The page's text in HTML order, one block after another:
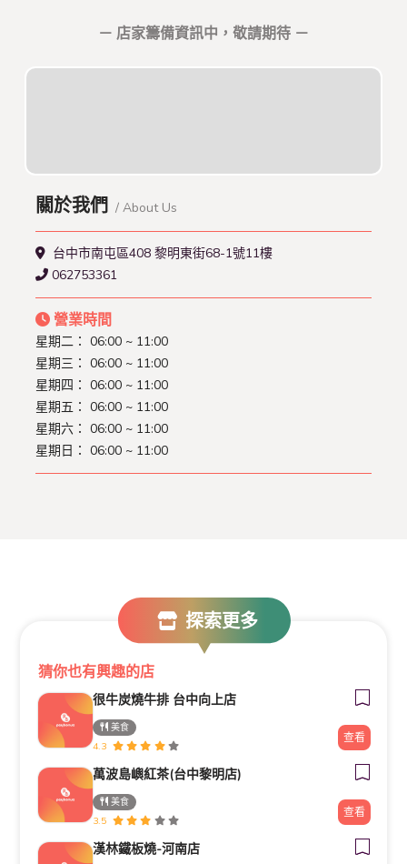
－ 店家籌備資訊中，敬請期待 －
關於我們 / About Us
台中市南屯區408 黎明東街68-1號11樓
062753361
營業時間
星期二： 06:00 ~ 11:00
星期三： 06:00 ~ 11:00
星期四： 06:00 ~ 11:00
星期五： 06:00 ~ 11:00
星期六： 06:00 ~ 11:00
星期日： 06:00 ~ 11:00
探索更多
猜你也有興趣的店
很牛炭燒牛排 台中向上店
美食
4.3
查看
萬波島嶼紅茶(台中黎明店)
美食
3.5
查看
漢林鐵板燒-河南店